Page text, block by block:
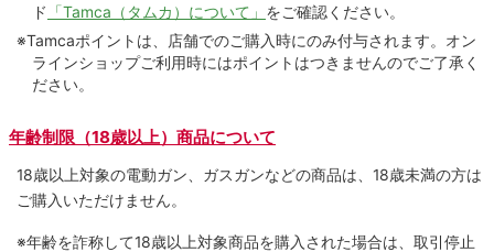
ド 「Tamca（タムカ）について」 をご確認ください。
※Tamcaポイントは、店舗でのご購⼊時にのみ付与されます。オン
ラインショップご利用時にはポイントはつきませんのでご了承く
ださい。
年齢制限（18歳以上）商品について
18歳以上対象の電動ガン、ガスガンなどの商品は、18歳未満の方は
ご購入いただけません。
※年齢を詐称して18歳以上対象商品を購入された場合は、取引停止